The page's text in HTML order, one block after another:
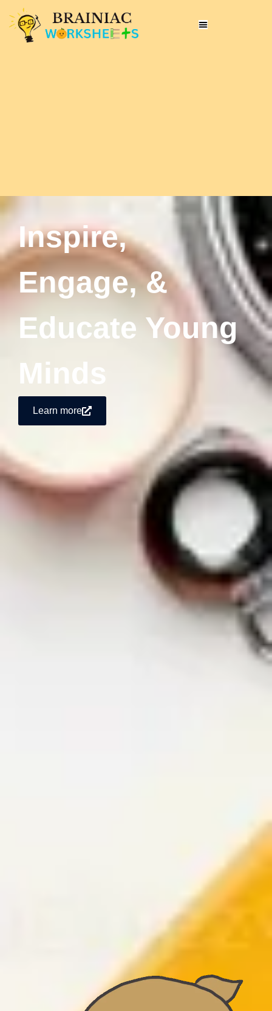
Inspire,
Engage, &
Educate Young
Minds
Learn more